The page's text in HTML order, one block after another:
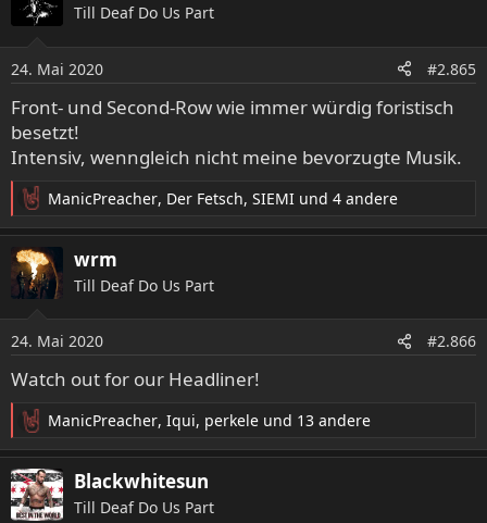
t
n
e
n
:
Till Deaf Do Us Part
24. Mai 2020 #2.865
Front- und Second-Row wie immer würdig foristisch
besetzt!
Intensiv, wenngleich nicht meine bevorzugte Musik.
R
e
a
k
t
n
e
n
ManicPreacher, Der Fetsch, SIEMI und 4 andere
wrm
Till Deaf Do Us Part
24. Mai 2020 #2.866
Watch out for our Headliner!
R
e
a
k
t
ManicPreacher, Iqui, perkele und 13 andere
Blackwhitesun
Till Deaf Do Us Part